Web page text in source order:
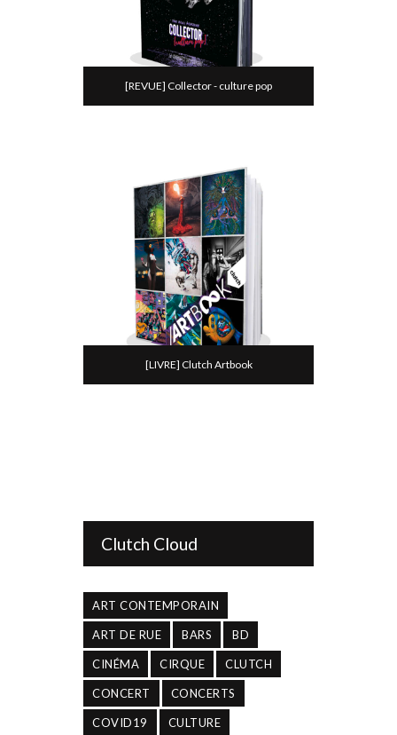
[REVUE] Collector - culture pop
[LIVRE] Clutch Artbook
Clutch Cloud
ART CONTEMPORAIN
ART DE RUE BARS BD
CINÉMA CIRQUE CLUTCH
CONCERT CONCERTS
COVID19 CULTURE